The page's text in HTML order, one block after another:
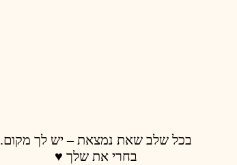
בכל שלב שאת נמצאת – יש לך מקום.
בחרי את שלך ♥️